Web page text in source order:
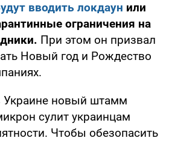
вводить локдаун или
ограничения на
При этом он призвал
Новый год и Рождество
новый штамм
сулит украинцам
Чтобы обезопасить